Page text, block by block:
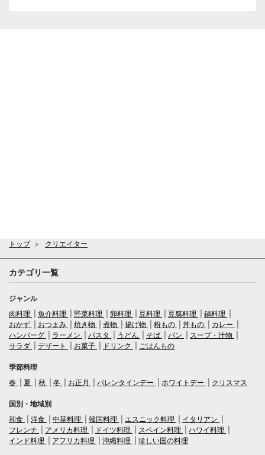
トップ クリエイター
カテゴリ一覧
ジャンル
肉料理
魚介料理 野菜料理 卵料理 豆料理 豆腐料理
鍋料理
おかず
おつまみ 焼き物 煮物 揚げ物 粉もの 丼もの
カレー
ハンバーグ
ラーメン パスタ うどん そば パン
スープ・汁物
サラダ
デザート お菓子 ドリンク ごはんもの
季節料理
春
夏 秋 冬 お正月 バレンタインデー ホワイトデー クリスマス
国別・地域別
和食
洋食 中華料理 韓国料理 エスニック料理
イタリアン
フレンチ
アメリカ料理 ドイツ料理 スペイン料理
ハワイ料理
インド料理
アフリカ料理 沖縄料理 珍しい国の料理